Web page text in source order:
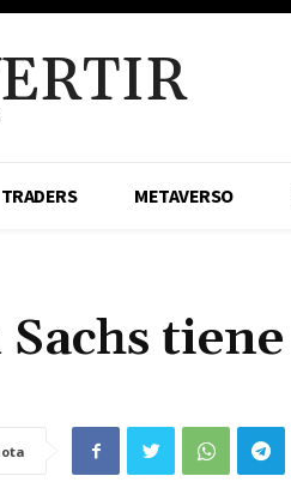
TRADERS METAVERSO
tiene